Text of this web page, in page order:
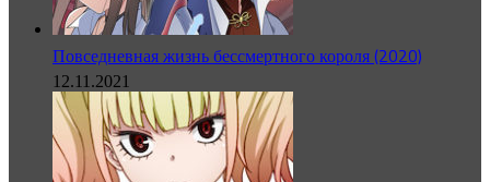
Повседневная жизнь бессмертного короля (2020)
12.11.2021